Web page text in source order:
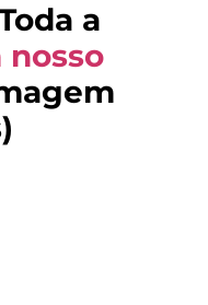
a
nosso